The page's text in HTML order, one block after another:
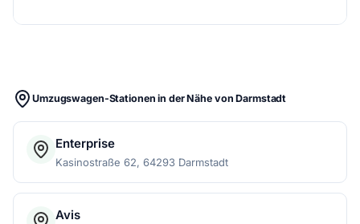
Umzugswagen-Stationen in der Nähe von Darmstadt
Enterprise
Kasinostraße 62, 64293 Darmstadt
Avis